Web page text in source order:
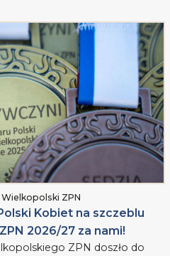
ZPN
Kobiet na szczeblu
2026/27 za nami!
ZPN doszło do